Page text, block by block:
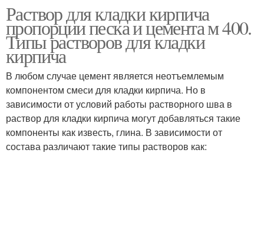
Раствор для кладки кирпича
пропорции песка и цемента м 400.
Типы растворов для кладки
кирпича
В любом случае цемент является неотъемлемым
компонентом смеси для кладки кирпича. Но в
зависимости от условий работы растворного шва в
раствор для кладки кирпича могут добавляться такие
компоненты как известь, глина. В зависимости от
состава различают такие типы растворов как: